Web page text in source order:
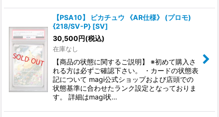
【PSA10】 ピカチュウ 《AR仕様》 (プロモ)
{218/SV-P} [SV]
30,500円(税込)
在庫なし
【商品の状態に関するご説明】 ※初めて購入さ
れる方は必ずご確認下さい。 ・カードの状態表
記について magi公式ショップおよび店頭での
状態基準に合わせたランク設定となっておりま
す。 詳細はmagi状…